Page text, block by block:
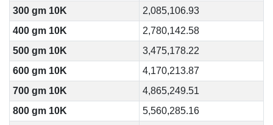
300 gm 10K
2,085,106.93
400 gm 10K
2,780,142.58
500 gm 10K
3,475,178.22
600 gm 10K
4,170,213.87
700 gm 10K
4,865,249.51
800 gm 10K
5,560,285.16